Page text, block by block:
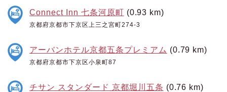
Connect Inn 七条河原町 (0.93 km)
京都府京都市下京区上三之宮町274-3
アーバンホテル京都五条プレミアム (0.79 km)
京都府京都市下京区小泉町87
チサン スタンダード 京都堀川五条 (0.76 km)